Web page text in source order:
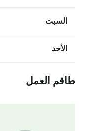
السبت
الأحد
طاقم العمل